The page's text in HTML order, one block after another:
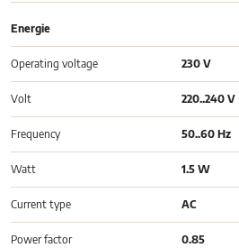
Energie
Operating voltage 230 V
Volt 220..240 V
Frequency 50..60 Hz
Watt 1.5 W
Current type AC
Power factor 0.85